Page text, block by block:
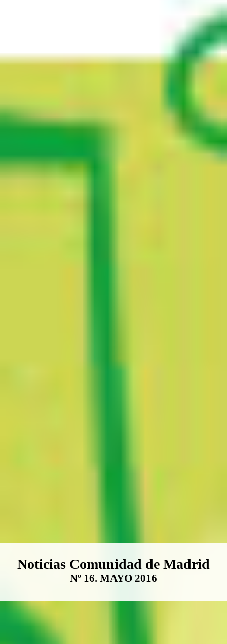
Boletín Noticias Comunidad de
Noticias Comunidad de Madrid
Nº 16. MAYO 2016